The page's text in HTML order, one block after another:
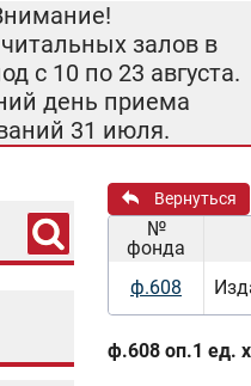
залов в
с 10 по 23 августа.
день приема
31 июля.
Вернуться
№
фонда
ф.608
ф.608 оп.1 ед.